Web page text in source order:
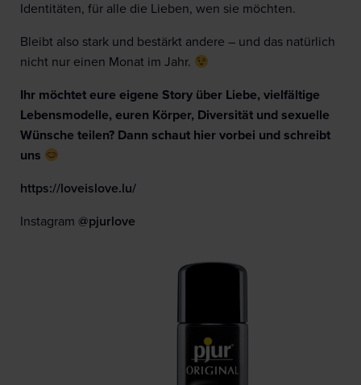
Identitäten, für alle die Lieben, wen sie möchten.
Bleibt also stark und bestärkt andere – und das natürlich
nicht nur einen Monat im Jahr.
Ihr möchtet eure eigene Story über Liebe, vielfältige
Lebensmodelle, euren Körper, Diversität und sexuelle
Wünsche teilen? Dann schaut hier vorbei und schreibt
uns
https://loveislove.lu/
Instagram @pjurlove